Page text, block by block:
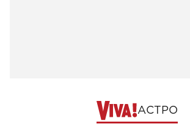
АСТРО